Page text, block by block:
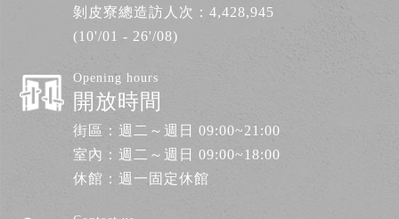
剝皮寮總造訪人次：4,428,945
(10'/01 - 26'/08)
Opening hours
開放時間
街區：週二～週日 09:00~21:00
室內：週二～週日 09:00~18:00
休館：週一固定休館